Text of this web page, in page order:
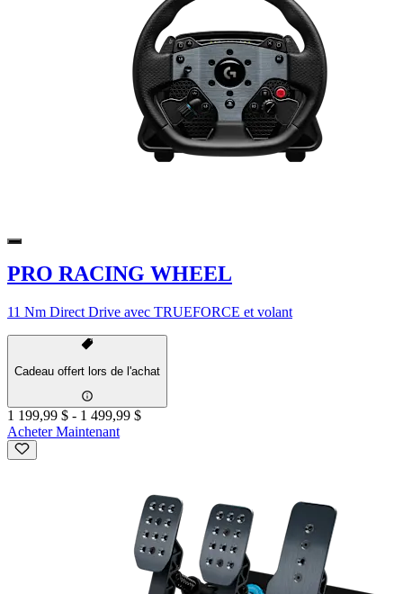
PRO RACING WHEEL
11 Nm Direct Drive avec TRUEFORCE et volant
Cadeau offert lors de l'achat
1 199,99 $ - 1 499,99 $
Acheter Maintenant